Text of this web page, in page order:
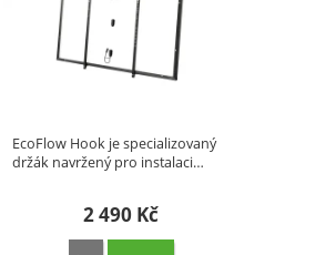
EcoFlow Hook je specializovaný
držák navržený pro instalaci…
2 490 Kč